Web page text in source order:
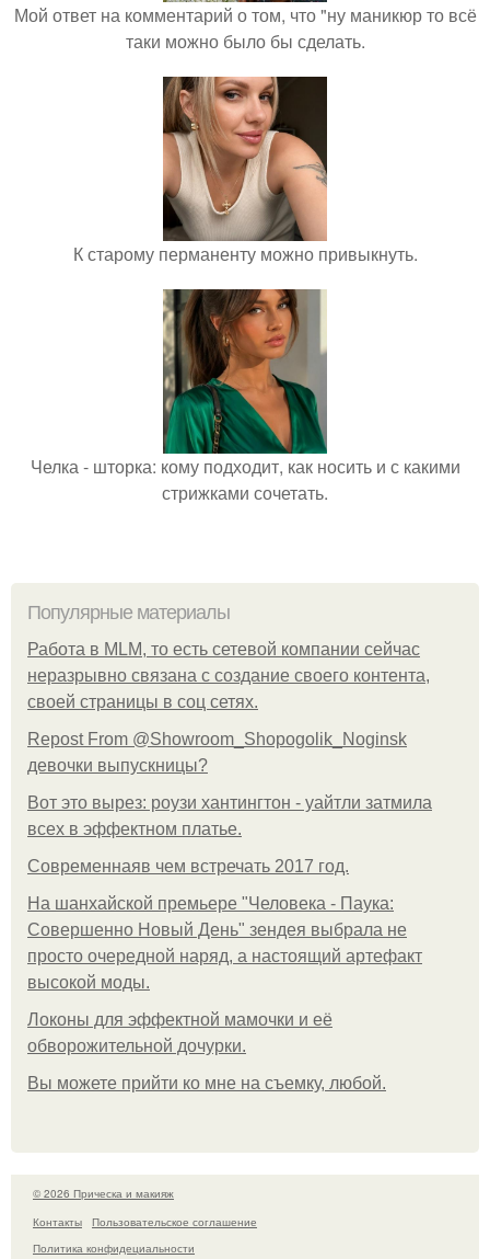
Мой ответ на комментарий о том, что "ну маникюр то всё
таки можно было бы сделать.
К старому перманенту можно привыкнуть.
Челка - шторка: кому подходит, как носить и с какими
стрижками сочетать.
Популярные материалы
Работа в MLM, то есть сетевой компании сейчас
неразрывно связана с создание своего контента,
своей страницы в соц сетях.
Repost From @Showroom_Shopogolik_Noginsk
девочки выпускницы?
Вот это вырез: роузи хантингтон - уайтли затмила
всех в эффектном платьe.
Современнаяв чем встречать 2017 год.
На шанхайской премьере "Человека - Паука:
Совершенно Новый День" зендея выбрала не
просто очередной наряд, а настоящий артефакт
высокой моды.
Локоны для эффектной мамочки и её
обворожительной дочурки.
Вы можете прийти ко мне на съемку, любой.
© 2026 Прическа и макияж
Контакты
Пользовательское соглашение
Политика конфидециальности